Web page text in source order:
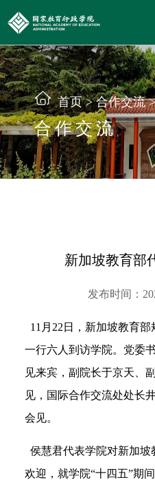
首页>合作交流
合作交流
新加坡教育部
发布时间：
11月22日，新加坡教育
一行六人到访学院。党委
见来宾，副院长于京天、
见，国际合作交流处处长
会见。
侯慧君代表学院对新加
欢迎，就学院“十四五”期